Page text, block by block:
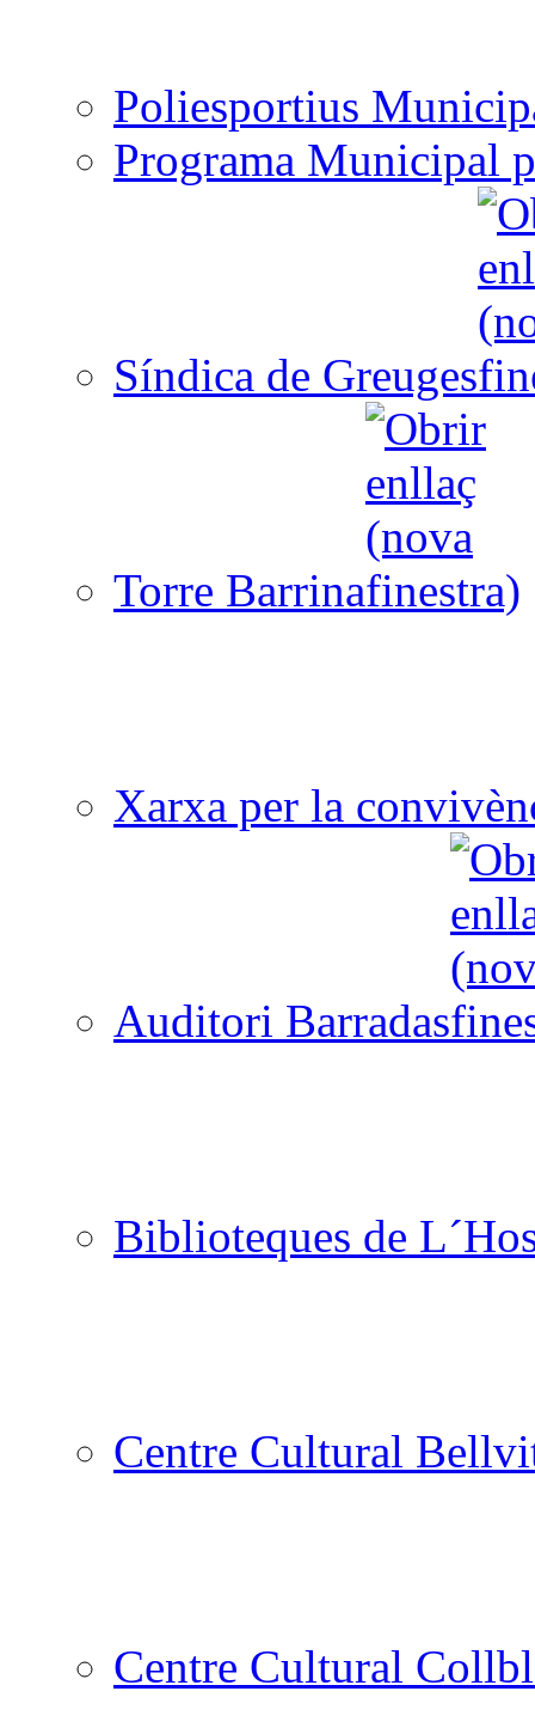
Poliesportius
Programa Municipal
Síndica de Greuges
Torre Barrina
Xarxa per la
Auditori Barradas
Biblioteques de
Centre Cultural
Centre Cultural